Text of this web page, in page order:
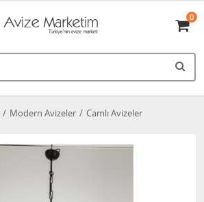
0
Modern Avizeler Camlı Avizeler